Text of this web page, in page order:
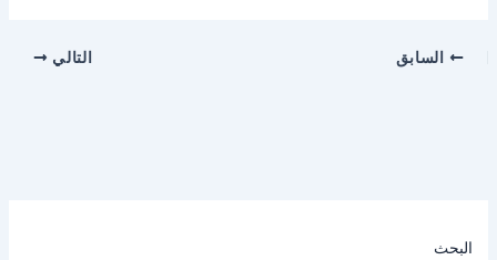
السابق التالي
البحث